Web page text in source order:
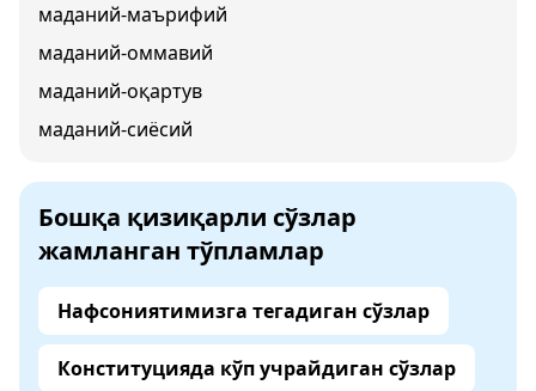
маданий-маърифий
маданий-оммавий
маданий-оқартув
маданий-сиёсий
Бошқа қизиқарли сўзлар
жамланган тўпламлар
Нафсониятимизга тегадиган сўзлар
Конституцияда кўп учрайдиган сўзлар